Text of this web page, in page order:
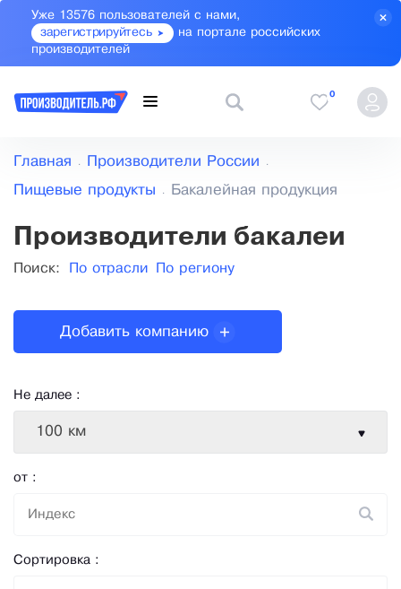
Уже 13576 пользователей с нами,
зарегистрируйтесь
на портале российских
производителей
0
Главная Производители России
Пищевые продукты Бакалейная продукция
Производители бакалеи
Поиск: По отрасли По региону
Не далее :
100 км
от :
Сортировка :
Добавить компанию